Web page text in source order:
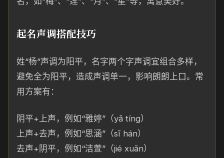
起名声调搭配技巧
姓“杨”声调为阳平，名字两个字声调宜组合多样，
避免全为阳平，造成声调单一，影响朗朗上口。常
用方案有：
阴平+上声，例如“雅婷”（yǎ tíng）
上声+去声，例如“思涵”（sī hán）
去声+阴平，例如“洁萱”（jié xuān）